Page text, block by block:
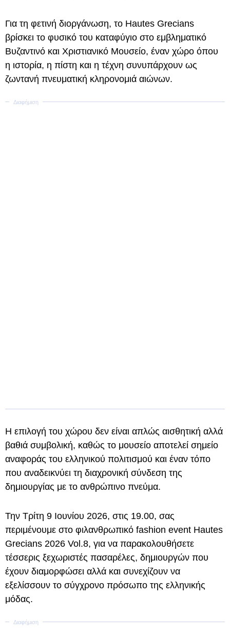
Για τη φετινή διοργάνωση, το Hautes Grecians
βρίσκει το φυσικό του καταφύγιο στο εμβληματικό
Βυζαντινό και Χριστιανικό Μουσείο, έναν χώρο όπου
η ιστορία, η πίστη και η τέχνη συνυπάρχουν ως
ζωντανή πνευματική κληρονομιά αιώνων.
Η επιλογή του χώρου δεν είναι απλώς αισθητική αλλά
βαθιά συμβολική, καθώς το μουσείο αποτελεί σημείο
αναφοράς του ελληνικού πολιτισμού και έναν τόπο
που αναδεικνύει τη διαχρονική σύνδεση της
δημιουργίας με το ανθρώπινο πνεύμα.
Την Τρίτη 9 Ιουνίου 2026, στις 19.00, σας
περιμένουμε στο φιλανθρωπικό fashion event Hautes
Grecians 2026 Vol.8, για να παρακολουθήσετε
τέσσερις ξεχωριστές πασαρέλες, δημιουργών που
έχουν διαμορφώσει αλλά και συνεχίζουν να
εξελίσσουν το σύγχρονο πρόσωπο της ελληνικής
μόδας.